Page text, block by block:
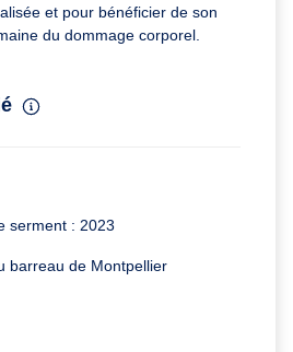
et pour bénéficier de son
du dommage corporel.
serment : 2023
barreau de Montpellier